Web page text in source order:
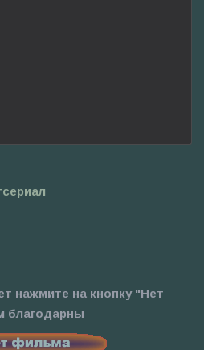
нажмите на кнопку "Нет
благодарны